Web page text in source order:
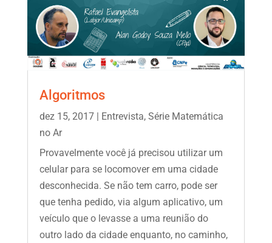
Algoritmos
dez 15, 2017| Entrevista, Série Matemática
no Ar
Provavelmente você já precisou utilizar um
celular para se locomover em uma cidade
desconhecida. Se não tem carro, pode ser
que tenha pedido, via algum aplicativo, um
veículo que o levasse a uma reunião do
outro lado da cidade enquanto, no caminho,